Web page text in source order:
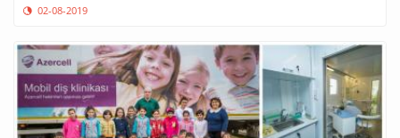
02-08-2019